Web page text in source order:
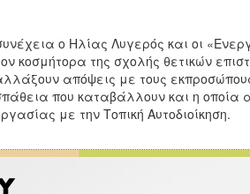
ο Ηλίας Λυγερός και οι
κοσμήτορα της σχολής θετικών
απόψεις με τους εκπροσώπους
που καταβάλλουν και η οποία
με την Τοπική Αυτοδιοίκηση.